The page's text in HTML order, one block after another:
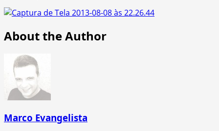
About the Author
Marco Evangelista